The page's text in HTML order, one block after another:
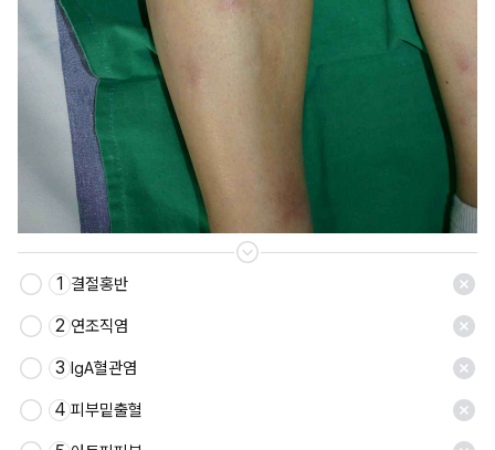
1 결절홍반
2 연조직염
3 IgA혈관염
4 피부밑출혈